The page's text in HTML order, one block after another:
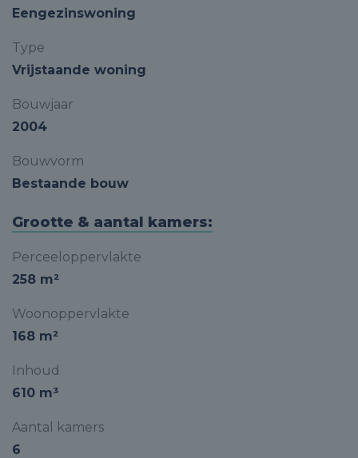
Eengezinswoning
Type
Vrijstaande woning
Bouwjaar
2004
Bouwvorm
Bestaande bouw
Grootte & aantal kamers:
Perceeloppervlakte
258 m²
Woonoppervlakte
168 m²
Inhoud
610 m³
Aantal kamers
6